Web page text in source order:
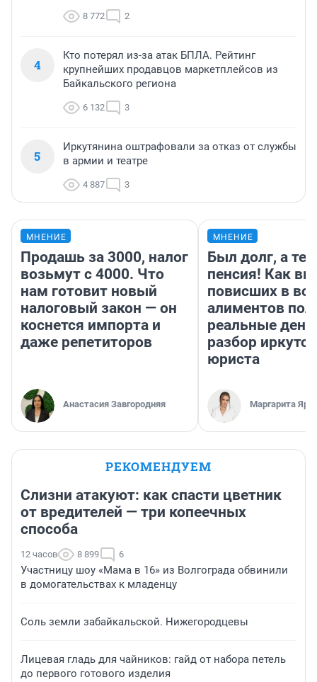
8 772 2
4
Кто потерял из-за атак БПЛА. Рейтинг
крупнейших продавцов маркетплейсов из
Байкальского региона
6 132 3
5
Иркутянина оштрафовали за отказ от службы
в армии и театре
4 887 3
МНЕНИЕ
Продашь за 3000, налог
возьмут с 4000. Что
нам готовит новый
налоговый закон — он
коснется импорта и
даже репетиторов
Анастасия Завгородняя
МНЕНИЕ
Был долг, а
пенсия! Как
повисших в
алиментов
реальные
разбор
юриста
Маргарита
РЕКОМЕНДУЕМ
Слизни атакуют: как спасти цветник
от вредителей — три копеечных
способа
12 часов 8 899 6
Участницу шоу «Мама в 16» из Волгограда обвинили
в домогательствах к младенцу
Соль земли забайкальской. Нижегородцевы
Лицевая гладь для чайников: гайд от набора петель
до первого готового изделия